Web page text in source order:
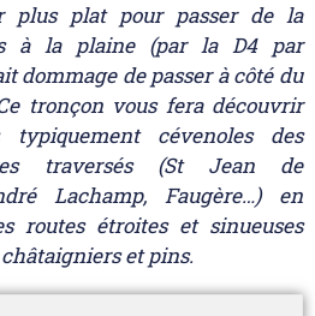
plus plat pour passer de la
à la plaine (par la D4 par
dommage de passer à côté du
tronçon vous fera découvrir
cévenoles des
traversés (St Jean de
Lachamp, Faugère…) en
routes étroites et sinueuses
et pins.